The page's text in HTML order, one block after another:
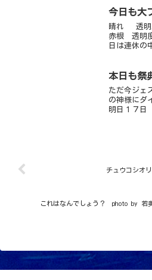
つまで居て
今日も大
晴れ 透明
赤根 透明
日は連休の
ら。今日は
本日も祭
ただ今ジェ
の神様にダ
明日１７日
チュウコシオ
これはなんでしょう？ photo by 若